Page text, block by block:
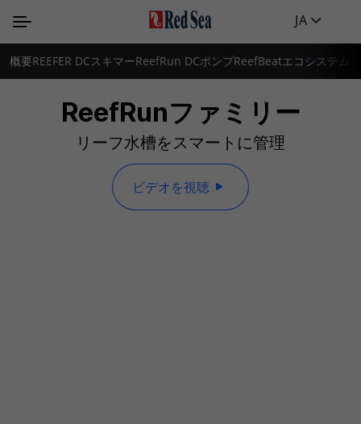
JA
概要REEFER DCスキマーReefRun DCポンプReefBeatエコシステム
ReefRunファミリー
リーフ水槽をスマートに管理
ビデオを視聴